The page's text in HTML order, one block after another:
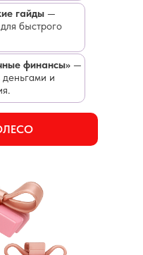
финансы» —
деньгами и
гайды —
быстрого